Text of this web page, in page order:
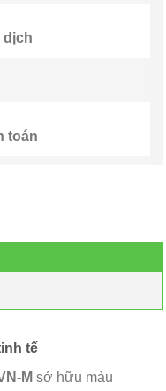
dịch
toán
tế
M sở hữu màu